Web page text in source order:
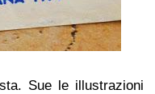
Sue le illustrazioni